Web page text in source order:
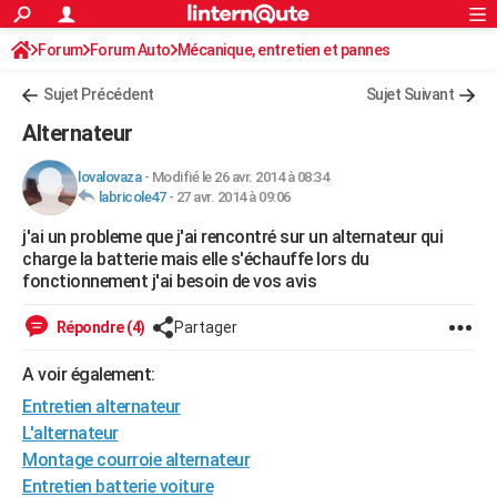
ACTUALITÉS
Politique
Société
Faits Divers
Education
Monde
Villes
+
FINANCE
Retraite
Impôts
Epargne
Immobilier
Risques naturels par ville
Banque
Assurance
Crédit
AUTO
Essais
Réserver un essai
Citadines
Berlines
SUV
Forum auto
+HIGH-TECH
Mobiles
Meilleur smartphone
Internet
Ordinateurs
Jeux vidéo
Guide high-tech
+
Forum
Aménagement intérieur
Extérieur
Cuisine
Salle de bains
Jardinage
Rangement
WEEK-END
Guides de France
Escapades
Patrimoine
Expositions
Musées
Week-end nature
+LIFESTYLE
Art de vivre
Bien-être
Loisirs
Mode
Modes de vie
SANTE
Alimentation
Guide de la santé
Maladies
Médicaments
Sommeil
VOYAGE
Rechercher
S'inscrire
Connexion
Forum Forum Auto Mécanique, entretien et pannes
Sujet Précédent Sujet Suivant
Alternateur
lovalovaza- Modifié le 26 avr. 2014 à 08:34
labricole47- 27 avr. 2014 à 09:06
j'ai un probleme que j'ai rencontré sur un alternateur qui
charge la batterie mais elle s'échauffe lors du
fonctionnement j'ai besoin de vos avis
Répondre (4) Partager
A voir également:
Entretien alternateur
L'alternateur
Montage courroie alternateur
Entretien batterie voiture